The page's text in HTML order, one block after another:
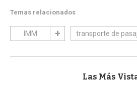
Temas relacionados
IMM transporte de
Las Más